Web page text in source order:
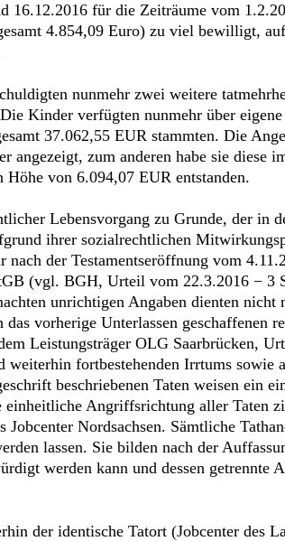
16.12.2016 für die Zeiträume vom
4.854,09 Euro) zu viel bewilligt,
nunmehr zwei weitere
Kinder verfügten nunmehr über
37.062,55 EUR stammten. Die
angezeigt, zum anderen habe sie diese
Höhe von 6.094,07 EUR entstanden.
Lebensvorgang zu Grunde, der in
ihrer sozialrechtlichen
nach der Testamentseröffnung vom
(vgl. BGH, Urteil vom 22.3.2016 −
unrichtigen Angaben dienten
vorherige Unterlassen
Leistungsträger OLG Saarbrücken,
weiterhin fortbestehenden Irrtums sowie
beschriebenen Taten weisen ein
Angriffsrichtung aller Taten
Jobcenter Nordsachsen. Sämtliche
lassen. Sie bilden nach der
werden kann und dessen
der identische Tatort (Jobcenter des